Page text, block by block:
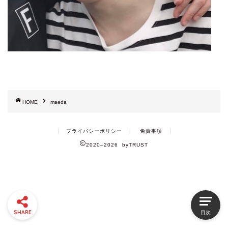
HOME maeda
プライバシーポリシー 免責事項
2020–2026 byTRUST
SHARE 目次